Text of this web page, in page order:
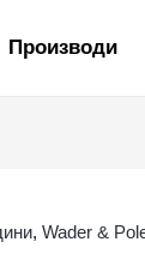
Производи
,Wader &